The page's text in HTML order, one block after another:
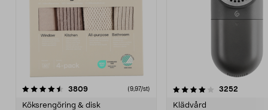
3809recensioner (9,97/st)
Köksrengöring & disk
4.0av 5 stjärnor 3252
Klädvård
4.5av 5 stjärnor